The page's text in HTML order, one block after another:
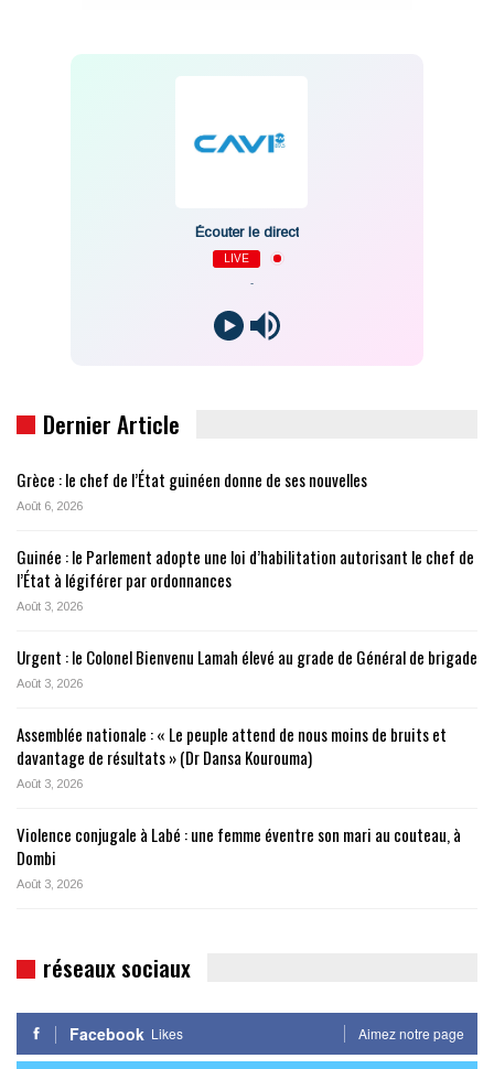
Écouter le direct
LIVE
Dernier Article
Grèce : le chef de l’État guinéen donne de ses nouvelles
Août 6, 2026
Guinée : le Parlement adopte une loi d’habilitation autorisant le chef de
l’État à légiférer par ordonnances
Août 3, 2026
Urgent : le Colonel Bienvenu Lamah élevé au grade de Général de brigade
Août 3, 2026
Assemblée nationale : « Le peuple attend de nous moins de bruits et
davantage de résultats » (Dr Dansa Kourouma)
Août 3, 2026
Violence conjugale à Labé : une femme éventre son mari au couteau, à
Dombi
Août 3, 2026
réseaux sociaux
Facebook Likes Aimez notre page